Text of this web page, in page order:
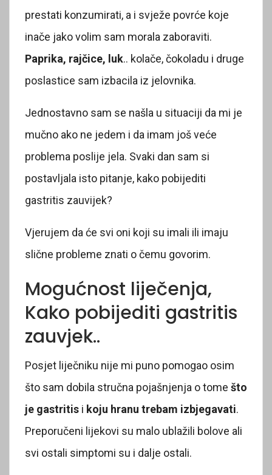
prestati konzumirati, a i svježe povrće koje
inače jako volim sam morala zaboraviti.
Paprika, rajčice, luk.. kolače, čokoladu i druge
poslastice sam izbacila iz jelovnika.
Jednostavno sam se našla u situaciji da mi je
mučno ako ne jedem i da imam još veće
problema poslije jela. Svaki dan sam si
postavljala isto pitanje, kako pobijediti
gastritis zauvijek?
Vjerujem da će svi oni koji su imali ili imaju
slične probleme znati o čemu govorim.
Mogućnost liječenja,
Kako pobijediti gastritis
zauvjek..
Posjet liječniku nije mi puno pomogao osim
što sam dobila stručna pojašnjenja o tome što
je gastritis i koju hranu trebam izbjegavati.
Preporučeni lijekovi su malo ublažili bolove ali
svi ostali simptomi su i dalje ostali.